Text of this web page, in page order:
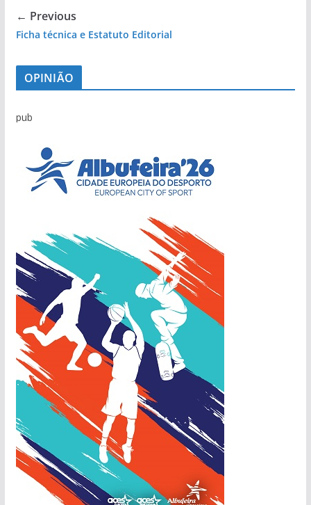
← Previous
Ficha técnica e Estatuto Editorial
OPINIÃO
pub